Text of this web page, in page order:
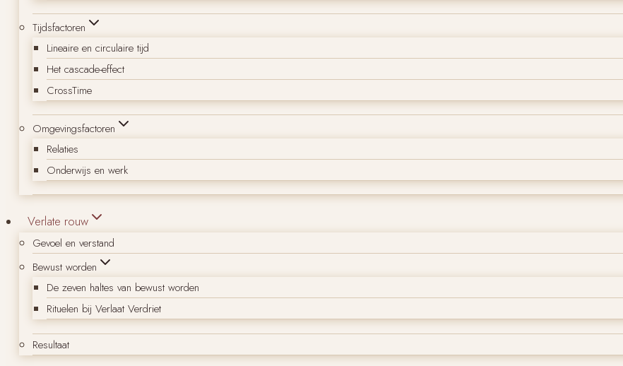
Tijdsfactoren
Lineaire en circulaire tijd
Het cascade-effect
CrossTime
Omgevingsfactoren
Relaties
Onderwijs en werk
Verlate rouw
Gevoel en verstand
Bewust worden
De zeven haltes van bewust worden
Rituelen bij Verlaat Verdriet
Resultaat